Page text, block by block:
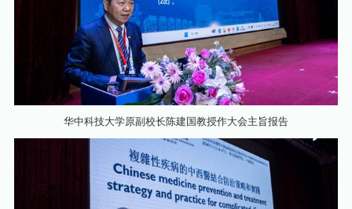
华中科技大学原副校长陈建国教授作大会主旨报告